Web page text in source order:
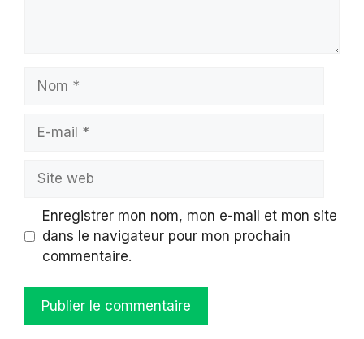
mail
web
Enregistrer mon nom, mon e-mail et mon site
dans le navigateur pour mon prochain
commentaire.